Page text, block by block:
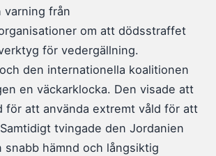
varning från
om att dödsstraffet
för vedergällning.
den internationella koalitionen
en väckarklocka. Den visade att
för att använda extremt våld för att
tvingade den Jordanien
snabb hämnd och långsiktig